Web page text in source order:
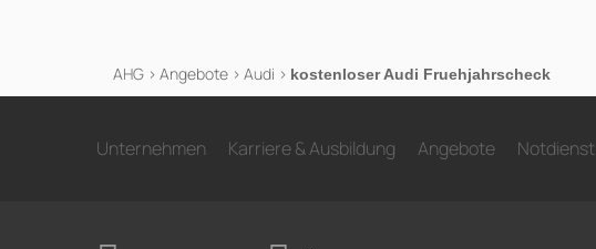
AHG > Angebote > Audi > kostenloser Audi Fruehjahrscheck
Unternehmen Karriere & Ausbildung Angebote Notdienst